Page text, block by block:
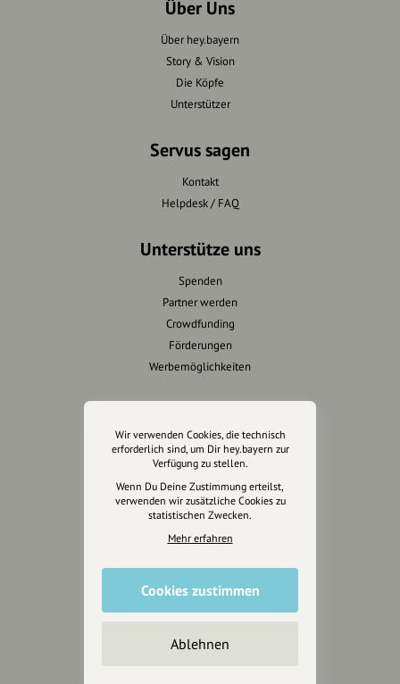
Über Uns
Über hey.bayern
Story & Vision
Die Köpfe
Unterstützer
Servus sagen
Kontakt
Helpdesk / FAQ
Unterstütze uns
Spenden
Partner werden
Crowdfunding
Förderungen
Werbemöglichkeiten
Impressum
Datenschutz
AGB
Cookies zurücksetzen
Mediakit
Wir verwenden Cookies, die technisch
erforderlich sind, um Dir hey.bayern zur
Verfügung zu stellen.
Wenn Du Deine Zustimmung erteilst,
verwenden wir zusätzliche Cookies zu
statistischen Zwecken.
Mehr erfahren
Cookies zustimmen
Ablehnen